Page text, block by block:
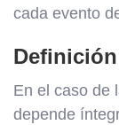
cada evento
En el caso de
depende